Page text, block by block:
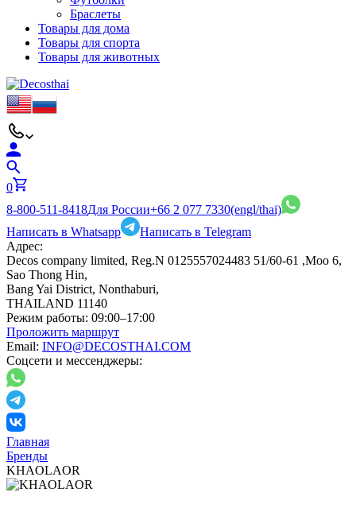
Браслеты
Товары для дома
Товары для спорта
Товары для животных
0
8-800-511-8418Для России+66 2 077 7330(engl/thai)
Написать в Whatsapp
Написать в Telegram
Адрес:
Decos company limited, Reg.N 0125557024483 51/60-61 ,Moo 6,
Sao Thong Hin,
Bang Yai District, Nonthaburi,
THAILAND 11140
Режим работы: 09:00–17:00
Проложить маршрут
Email: INFO@DECOSTHAI.COM
Соцсети и мессенджеры:
Главная
Бренды
KHAOLAOR